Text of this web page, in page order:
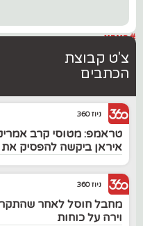
#בארץ
צ'ט קבוצת
הכתבים
ניוז 360
טראמפ: מטוסי קרב
איראן ביקשה להפסיק
ניוז 360
מחבל חוסל לאחר
וירה על כוחות